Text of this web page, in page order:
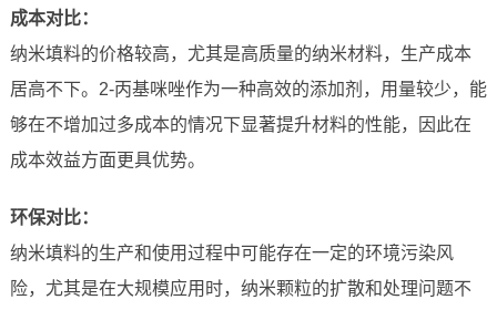
成本对比：
纳米填料的价格较高，尤其是高质量的纳米材料，生产成本
居高不下。2-丙基咪唑作为一种高效的添加剂，用量较少，能
够在不增加过多成本的情况下显著提升材料的性能，因此在
成本效益方面更具优势。
环保对比：
纳米填料的生产和使用过程中可能存在一定的环境污染风
险，尤其是在大规模应用时，纳米颗粒的扩散和处理问题不